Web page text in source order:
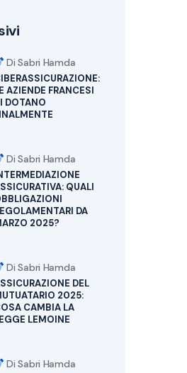
Di Sabri Hamda
AZIENDE FRANCESI
DOTANO
Di Sabri Hamda
QUALI
DA
2025?
Di Sabri Hamda
DEL
2025:
CAMBIA LA
LEMOINE
Di Sabri Hamda